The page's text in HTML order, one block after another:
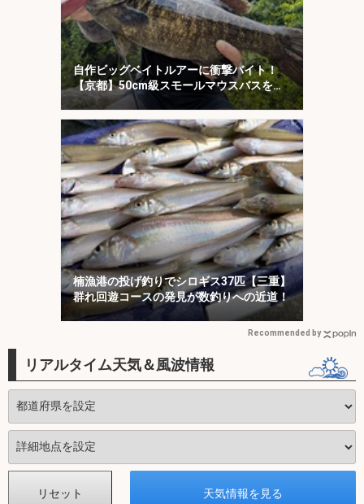
自作ビッグベイトルアーに衝撃バイト！
【京都】50cm級スモールマウスバスをキ
ャッチ
楠漁港の投げ釣りでシロギス37匹【三重】
群れ回遊コースの発見が数釣りへの近道！
Recommended by
リアルタイム天気＆風波情報